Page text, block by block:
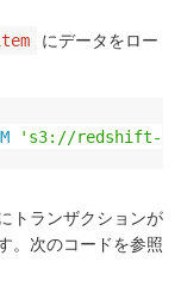
にデータをロー
's3://redshift-
トランザクションが
。次のコードを参照